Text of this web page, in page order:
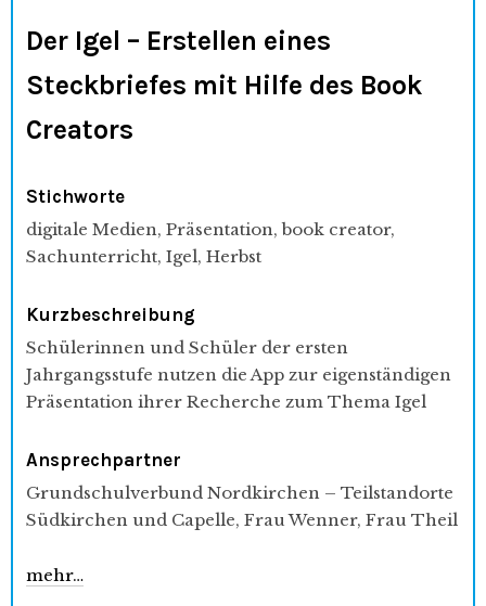
Der Igel – Erstellen eines
Steckbriefes mit Hilfe des Book
Creators
Stichworte
digitale Medien, Präsentation, book creator,
Sachunterricht, Igel, Herbst
Kurzbeschreibung
Schülerinnen und Schüler der ersten
Jahrgangsstufe nutzen die App zur eigenständigen
Präsentation ihrer Recherche zum Thema Igel
Ansprechpartner
Grundschulverbund Nordkirchen – Teilstandorte
Südkirchen und Capelle, Frau Wenner, Frau Theil
mehr…